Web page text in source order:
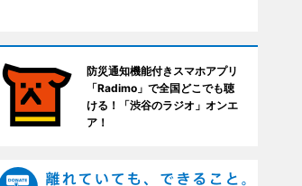
防災通知機能付きスマホアプリ
「Radimo」で全国どこでも聴
ける！「渋谷のラジオ」オンエ
ア！